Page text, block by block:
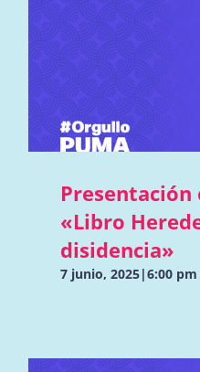
«Libro
disidencia»
7 junio, 2025|6:00 pm